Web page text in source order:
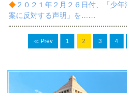
◆ ２０２１年２月２６日付、「少
案に反対する声明」を……
≪ Prev 1 2 3 4